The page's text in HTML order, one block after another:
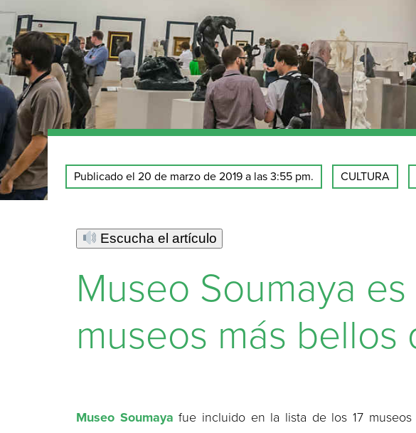
Publicado el 20 de marzo de 2019 a las 3:55 pm. CULTURA
Escucha el artículo
Museo Soumaya
museos más bellos
Museo Soumaya fue incluido en la lista de los 17